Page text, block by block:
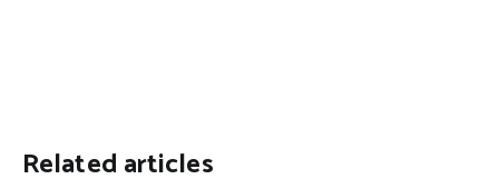
Related articles